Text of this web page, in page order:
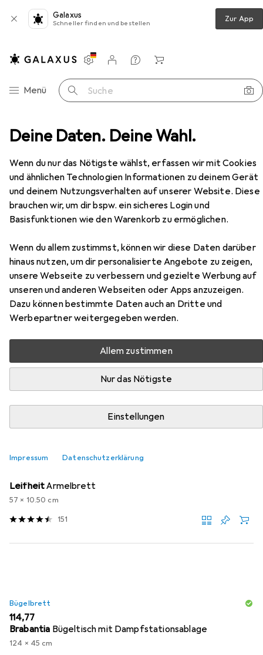
Deine Daten. Deine Wahl.
Wenn du nur das Nötigste wählst, erfassen wir mit Cookies
und ähnlichen Technologien Informationen zu deinem Gerät
und deinem Nutzungsverhalten auf unserer Website. Diese
brauchen wir, um dir bspw. ein sicheres Login und
Basisfunktionen wie den Warenkorb zu ermöglichen.
Wenn du allem zustimmst, können wir diese Daten darüber
hinaus nutzen, um dir personalisierte Angebote zu zeigen,
unsere Webseite zu verbessern und gezielte Werbung auf
unseren und anderen Webseiten oder Apps anzuzeigen.
Dazu können bestimmte Daten auch an Dritte und
Werbepartner weitergegeben werden.
Allem zustimmen
Nur das Nötigste
Einstellungen
Impressum Datenschutzerklärung
Galaxus
Schneller finden und bestellen Zur App
Navigation nach Kategorien
Menü Suche
Einstellungen
Kundenkonto
Vergleichslisten
Merklisten
Warenkorb
+ Wäschepflege Bügeleisen Braun BRA SI1050BL
EUR
34,07
BraunBRA SI1050BL
2000 W, 120 g/min
Zubehör für Braun BRA SI1050BL
Hier findest du passendes Zubehör zum Produkt Braun
BRA SI1050BL aus der Kategorie Bügelbrett.
Produktliste
Bügelbrett
LeifheitÄrmelbrett
57 x 10.50 cm
151
Bügelbrett
EUR
114,77
Brabantia Bügeltisch mit Dampfstationsablage
124 x 45 cm